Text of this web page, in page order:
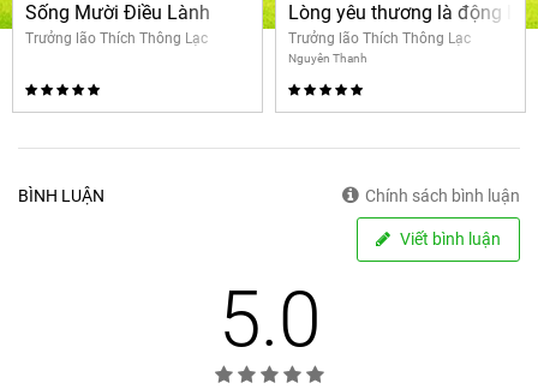
Sống Mười Điều Lành
Trưởng lão Thích Thông Lạc
Lòng yêu thương là động
Trưởng lão Thích Thông Lạc
Nguyên Thanh
BÌNH LUẬN Chính sách bình luận
Viết bình luận
5.0